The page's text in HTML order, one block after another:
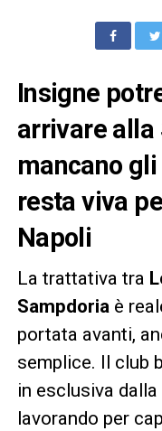
Insigne
arrivare alla
mancano
resta viva
Napoli
La trattativa tra
Sampdoriaè
portata avanti,
semplice. Il club
in esclusiva
lavorando per